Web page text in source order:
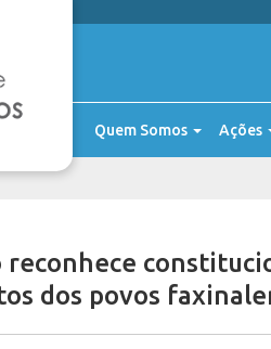
Quem Somos Ações
dos povos